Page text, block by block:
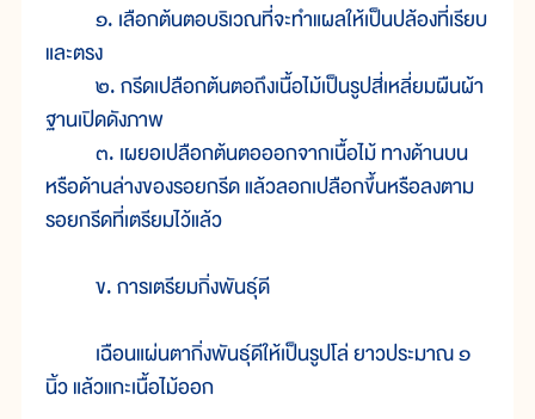
๑. เลือกต้นตอบริเวณที่จะทำแผลให้เป็นปล้องที่เรียบ
และตรง
๒. กรีดเปลือกต้นตอถึงเนื้อไม้เป็นรูปสี่เหลี่ยมผืนผ้า
ฐานเปิดดังภาพ
๓. เผยอเปลือกต้นตอออกจากเนื้อไม้ ทางด้านบน
หรือด้านล่างของรอยกรีด แล้วลอกเปลือกขึ้นหรือลงตาม
รอยกรีดที่เตรียมไว้แล้ว
ข. การเตรียมกิ่งพันธุ์ดี
เฉือนแผ่นตากิ่งพันธุ์ดีให้เป็นรูปโล่ ยาวประมาณ ๑
นิ้ว แล้วแกะเนื้อไม้ออก